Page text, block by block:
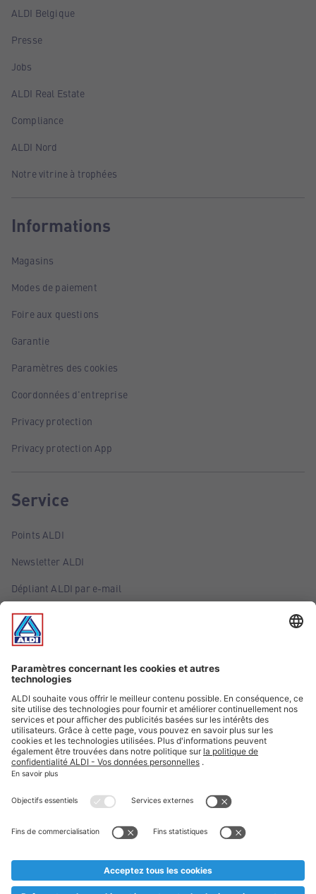
ALDI Belgique
Presse
Jobs
ALDI Real Estate
Compliance
ALDI Nord
Notre vitrine à trophées
Informations
Magasins
Modes de paiement
Foire aux questions
Garantie
Paramètres des cookies
Coordonnées d'entreprise
Privacy protection
Privacy protection App
Service
Points ALDI
Newsletter ALDI
Dépliant ALDI par e-mail
Offres
Infos essentielles
Suivez ALDI Belgique
Textes marqués d'un astérisque et mentions légales
* Nous vendons ces articles temporairement et jusqu'à
au cas où, malgré le planning bien étudié, nous serions
prématurément en rupture de stock. Prix Recupel et TVA incl.
** Sur ce site, l’utilisation de la forme masculine a été adoptée